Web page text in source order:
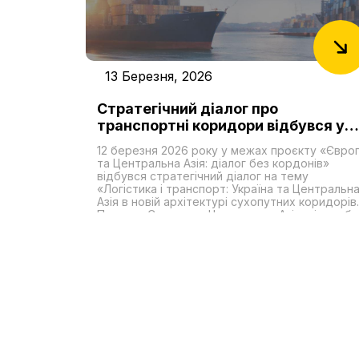
13 Березня, 2026
Стратегічний діалог про
транспортні коридори відбувся у
межах проєкту «Європа та
Центральна Азія: діалог без
кордонів»
12 березня 2026 року у межах проєкту
та Центральна Азія: діалог без кордонів»
відбувся стратегічний діалог на тему
«Логістика і транспорт: Україна та Центральна
Азія в новій архітектурі сухопутних
Проєкт «Європа та Центральна Азія: діалог без